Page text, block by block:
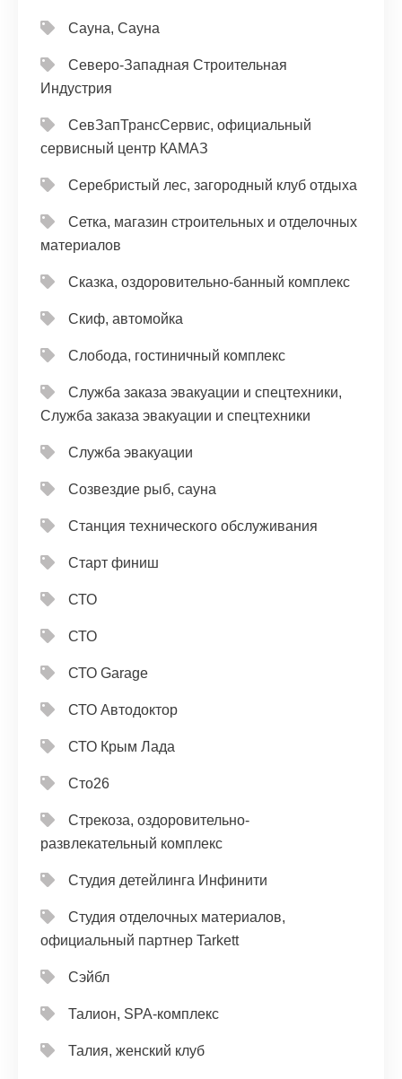
Сауна, Сауна
Северо-Западная Строительная
Индустрия
СевЗапТрансСервис, официальный
сервисный центр КАМАЗ
Серебристый лес, загородный клуб отдыха
Сетка, магазин строительных и отделочных
материалов
Сказка, оздоровительно-банный комплекс
Скиф, автомойка
Слобода, гостиничный комплекс
Служба заказа эвакуации и спецтехники,
Служба заказа эвакуации и спецтехники
Служба эвакуации
Созвездие рыб, сауна
Станция технического обслуживания
Старт финиш
СТО
СТО
СТО Garage
СТО Автодоктор
СТО Крым Лада
Сто26
Стрекоза, оздоровительно-
развлекательный комплекс
Студия детейлинга Инфинити
Студия отделочных материалов,
официальный партнер Tarkett
Сэйбл
Талион, SPA-комплекс
Талия, женский клуб